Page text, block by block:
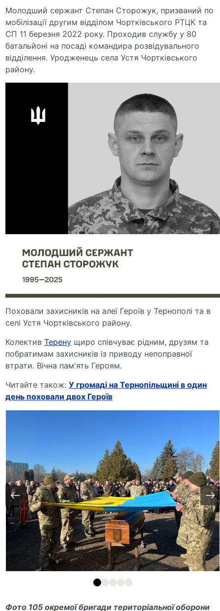
Молодший сержант Степан Сторожук, призваний по
мобілізації другим відділом Чортківського РТЦК та
СП 11 березня 2022 року. Проходив службу у 80
батальйоні на посаді командира розвідувального
відділення. Уродженець села Устя Чортківського
району.
Поховали захисників на алеї Героїв у Тернополі та в
селі Устя Чортківського району.
КолективТерену щиро співчуває рідним, друзям та
побратимам захисників із приводу непоправної
втрати. Вічна пам'ять Героям.
Читайте також:У громаді на Тернопільщині в один
день поховали двох Героїв
Фото 105 окремої бригади територіальної оборони